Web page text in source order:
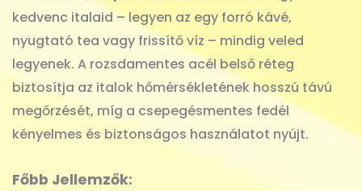
kedvenc italaid – legyen az egy forró kávé,
nyugtató tea vagy frissítő víz – mindig veled
legyenek. A rozsdamentes acél belső réteg
biztosítja az italok hőmérsékletének hosszú távú
megőrzését, míg a csepegésmentes fedél
kényelmes és biztonságos használatot nyújt.
Főbb Jellemzők: